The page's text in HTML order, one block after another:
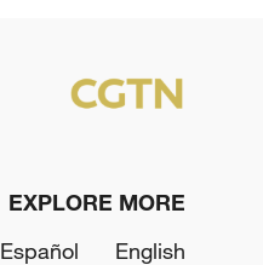
EXPLORE MORE
English
Español